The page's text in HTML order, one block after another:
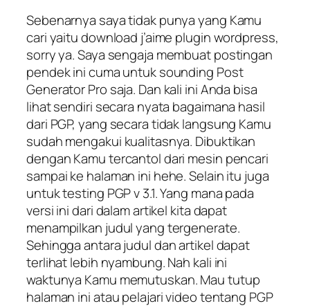
Sebenarnya saya tidak punya yang Kamu
cari yaitu download j’aime plugin wordpress,
sorry ya. Saya sengaja membuat postingan
pendek ini cuma untuk sounding Post
Generator Pro saja. Dan kali ini Anda bisa
lihat sendiri secara nyata bagaimana hasil
dari PGP, yang secara tidak langsung Kamu
sudah mengakui kualitasnya. Dibuktikan
dengan Kamu tercantol dari mesin pencari
sampai ke halaman ini hehe. Selain itu juga
untuk testing PGP v 3.1. Yang mana pada
versi ini dari dalam artikel kita dapat
menampilkan judul yang tergenerate.
Sehingga antara judul dan artikel dapat
terlihat lebih nyambung. Nah kali ini
waktunya Kamu memutuskan. Mau tutup
halaman ini atau pelajari video tentang PGP